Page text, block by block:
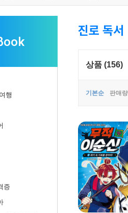
행
증
진로 독서
상품 (156)
기본순 판매